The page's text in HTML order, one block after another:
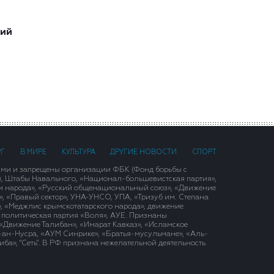
В МИРЕ КУЛЬТУРА ДРУГИЕ НОВОСТИ СПОРТ
и запрещены организации ФБК (Фонд борьбы с
Штабы Навального, «Национал-большевистская партия»,
народа», «Русский общенациональный союз», «Движение
«Правый сектор», УНА-УНСО, УПА, «Тризуб им. Степана
крымскотатарского народа», движение
политическая партия «Воля», АУЕ. Признаны
Талибан», «Имарат Кавказ», «Исламское
Нусра, «АУМ Синрике», «Братья-мусульмане», «Аль-
"Сеть". В РФ признана нежелательной деятельность